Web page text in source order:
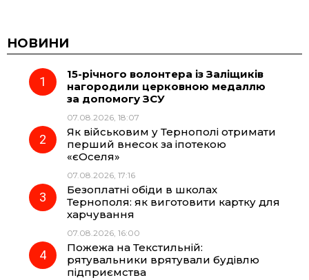
c
e
o
k
e
r
a
m
t
A
НОВИНИ
15-річного волонтера із Заліщиків
нагородили церковною медаллю
за допомогу ЗСУ
07.08.2026, 18:07
Як військовим у Тернополі отримати
перший внесок за іпотекою
«єОселя»
07.08.2026, 17:16
Безоплатні обіди в школах
Тернополя: як виготовити картку для
харчування
07.08.2026, 16:00
Пожежа на Текстильній:
рятувальники врятували будівлю
підприємства